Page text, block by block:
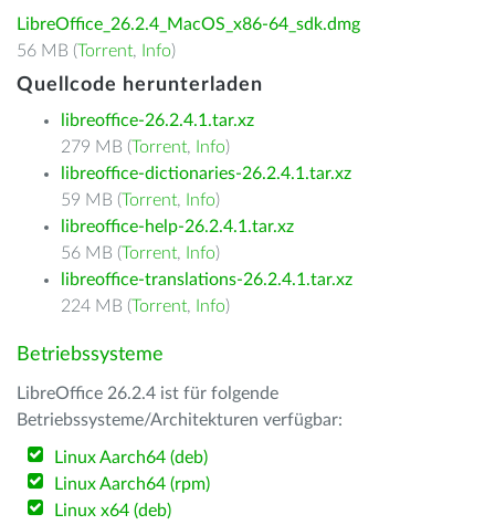
LibreOffice_26.2.4_MacOS_x86-64_sdk.dmg
56 MB (Torrent, Info)
Quellcode herunterladen
libreoffice-26.2.4.1.tar.xz
279 MB (Torrent, Info)
libreoffice-dictionaries-26.2.4.1.tar.xz
59 MB (Torrent, Info)
libreoffice-help-26.2.4.1.tar.xz
56 MB (Torrent, Info)
libreoffice-translations-26.2.4.1.tar.xz
224 MB (Torrent, Info)
Betriebssysteme
LibreOffice 26.2.4 ist für folgende
Betriebssysteme/Architekturen verfügbar:
Linux Aarch64 (deb)
Linux Aarch64 (rpm)
Linux x64 (deb)